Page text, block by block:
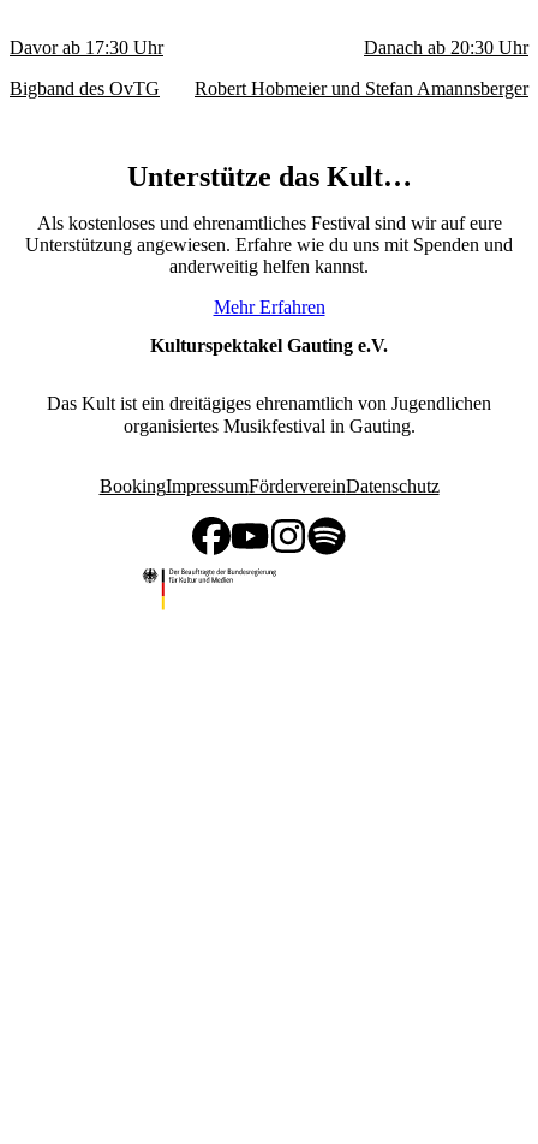
Davor ab 17:30 Uhr
Bigband des OvTG
Danach ab 20:30 Uhr
Robert Hobmeier und Stefan Amannsberger
Unterstütze das Kult…
Als kostenloses und ehrenamtliches Festival sind wir auf eure
Unterstützung angewiesen. Erfahre wie du uns mit Spenden und
anderweitig helfen kannst.
Mehr Erfahren
Kulturspektakel Gauting e.V.
Das Kult ist ein dreitägiges ehrenamtlich von Jugendlichen
organisiertes Musikfestival in Gauting.
BookingImpressumFördervereinDatenschutz